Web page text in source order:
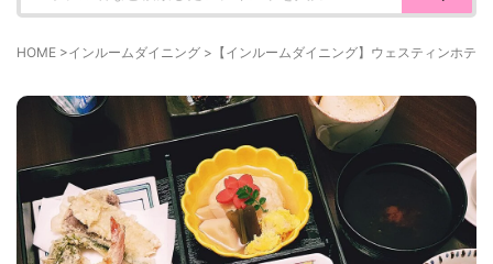
HOME >インルームダイニング > 【インルームダイニング】ウェスティンホテ